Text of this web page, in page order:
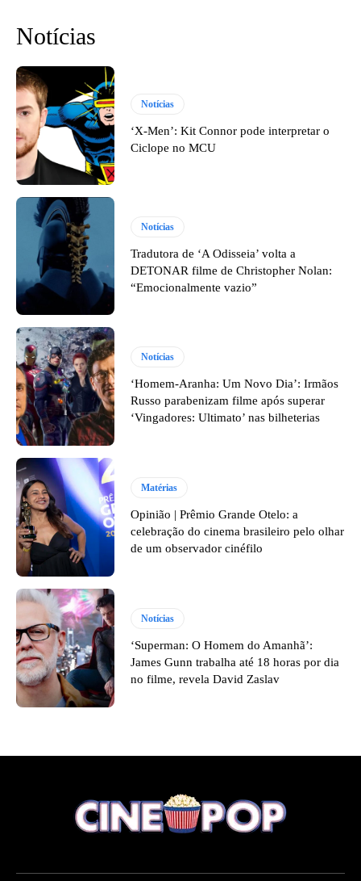
Notícias
Notícias
‘X-Men’: Kit Connor pode interpretar o
Ciclope no MCU
Notícias
Tradutora de ‘A Odisseia’ volta a
DETONAR filme de Christopher Nolan:
“Emocionalmente vazio”
Notícias
‘Homem-Aranha: Um Novo Dia’: Irmãos
Russo parabenizam filme após superar
‘Vingadores: Ultimato’ nas bilheterias
Matérias
Opinião | Prêmio Grande Otelo: a
celebração do cinema brasileiro pelo olhar
de um observador cinéfilo
Notícias
‘Superman: O Homem do Amanhã’:
James Gunn trabalha até 18 horas por dia
no filme, revela David Zaslav